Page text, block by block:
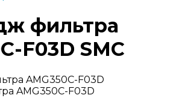
фильтра
F03D SMC
AMG350C-F03D